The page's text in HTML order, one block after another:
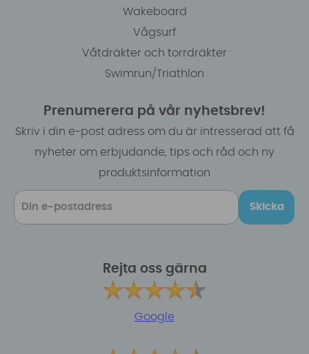
Wakeboard
Vågsurf
Våtdräkter och torrdräkter
Swimrun/Triathlon
Prenumerera på vår nyhetsbrev!
Skriv i din e-post adress om du är intresserad att få
nyheter om erbjudande, tips och råd och ny
produktsinformation
Skicka
Rejta oss gärna
Google